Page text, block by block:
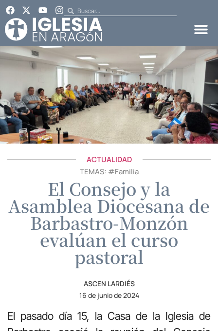
ACTUALIDAD
TEMAS: #Familia
El Consejo y la
Asamblea Diocesana de
Barbastro-Monzón
evalúan el curso
pastoral
ASCEN LARDIÉS
16 de junio de 2024
El pasado día 15, la Casa de la Iglesia de